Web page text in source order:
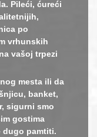
Pileći, ćureći
po
vrhunskih
vašoj trpezi
mesta ili da
banket,
sigurni smo
gostima
dugo pamtiti.